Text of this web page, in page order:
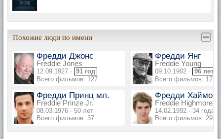
Похожие люди по имени
Фредди Джонс
Freddie Jones
12.09.1927 · 91 год
Всего фильмов: 127
Фредди Янг
Freddie Young
09.10.1902 · 96 лет
Всего фильмов: 122
Фредди Принц мл.
Freddie Prinze Jr.
08.03.1976 · 50 лет
Всего фильмов: 37
Фредди Хаймор
Freddie Highmore
14.02.1992 · 34 года
Всего фильмов: 29